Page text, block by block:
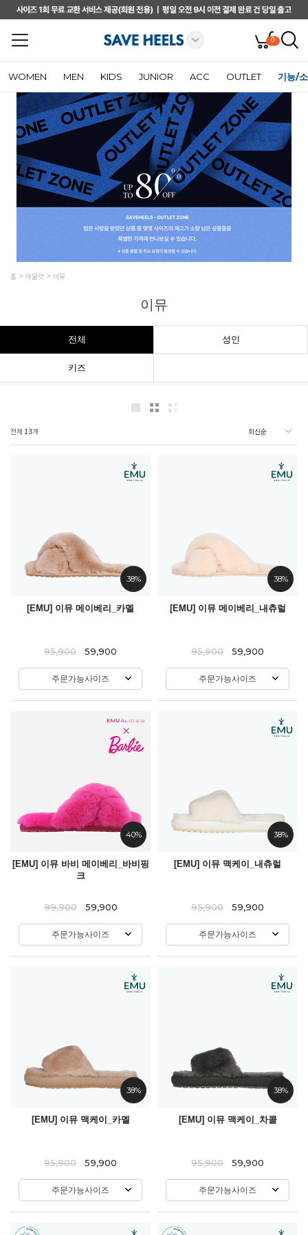
0
WOMEN MEN KIDS JUNIOR ACC OUTLET 기능/
홈 아울렛 이뮤
이뮤
전체 성인
키즈
전체 13개
38%
[EMU] 이뮤 메이베리_카멜
95,900 59,900
주문가능사이즈
38%
[EMU] 이뮤 메이베리_내츄럴
95,900 59,900
주문가능사이즈
40%
[EMU] 이뮤 바비 메이베리_바비핑
크
99,900 59,900
주문가능사이즈
38%
[EMU] 이뮤 맥케이_내츄럴
95,900 59,900
주문가능사이즈
38%
[EMU] 이뮤 맥케이_카멜
95,900 59,900
주문가능사이즈
38%
[EMU] 이뮤 맥케이_차콜
95,900 59,900
주문가능사이즈